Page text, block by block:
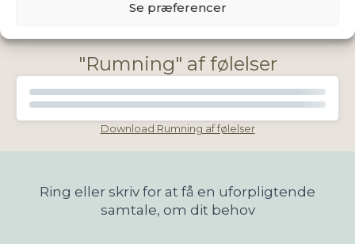
Se præferencer
Download Afgrænsning
"Rumning" af følelser
Download Rumning af følelser
Ring eller skriv for at få en uforpligtende
samtale, om dit behov